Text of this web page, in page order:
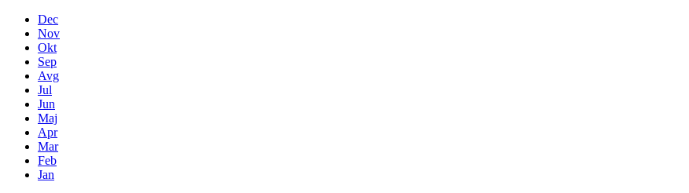
Dec
Nov
Okt
Sep
Avg
Jul
Jun
Maj
Apr
Mar
Feb
Jan